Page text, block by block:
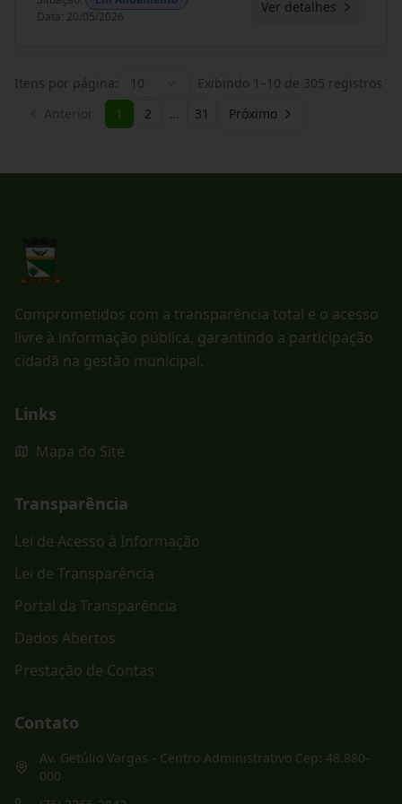
Data: 20/05/2026
Ver detalhes
Itens por página: 10 Exibindo 1 –10 de 305 registros
1 2 … 31 Próximo
Comprometidos com a transparência total e o acesso
livre à informação pública, garantindo a participação
cidadã na gestão municipal.
Links
Mapa do Site
Transparência
Lei de Acesso à Informação
Lei de Transparência
Portal da Transparência
Dados Abertos
Prestação de Contas
Contato
Av. Getúlio Vargas - Centro Administrativo Cep: 48.880-
000